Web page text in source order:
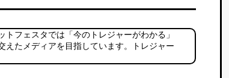
フェスタでは「今のトレジャーがわかる」
えたメディアを目指しています。トレジャー